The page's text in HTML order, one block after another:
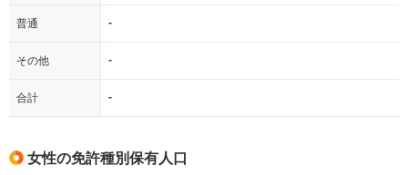
普通 -
その他 -
合計 -
女性の免許種別保有人口